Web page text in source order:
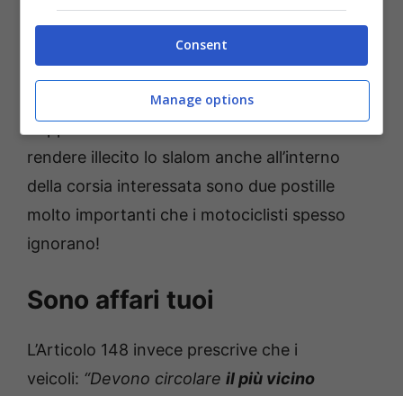
modalità di sorpassoe vietano di superare le
auto ferme nel traffico quando per farlo è
necessario invadere la corsia opposta di
marcia – peggio ancora se segnata dalla
rendere illecito lo slalom anche all’interno
della corsia interessata sono due postille
molto importanti che i motociclisti spesso
ignorano!
Sono affari tuoi
L’Articolo 148 invece prescrive che i
veicoli: “Devono circolare il più vicino
Consent
Manage options